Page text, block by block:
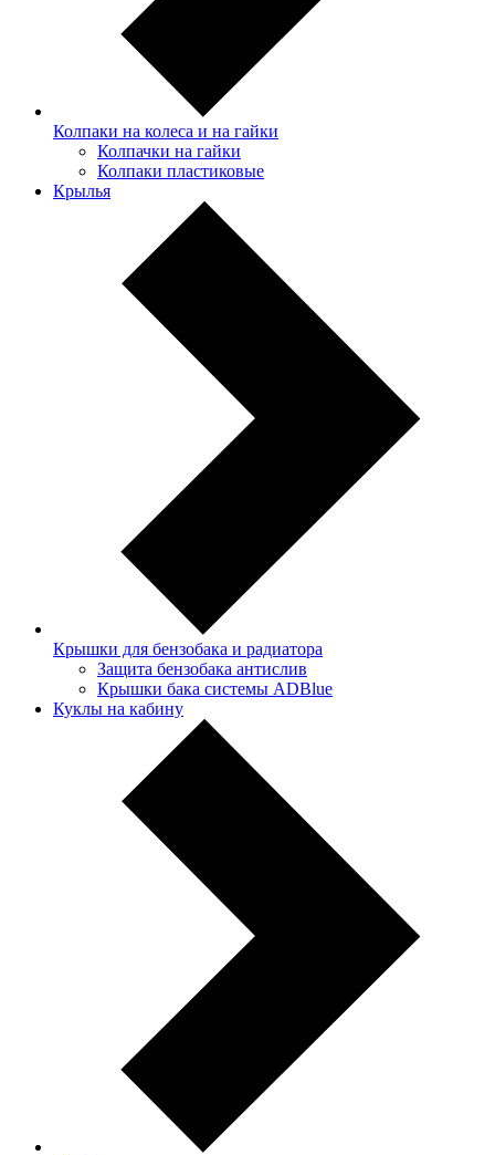
Колпаки на колеса и на гайки
Колпачки на гайки
Колпаки пластиковые
Крылья
Крышки для бензобака и радиатора
Защита бензобака антислив
Крышки бака системы ADBlue
Куклы на кабину